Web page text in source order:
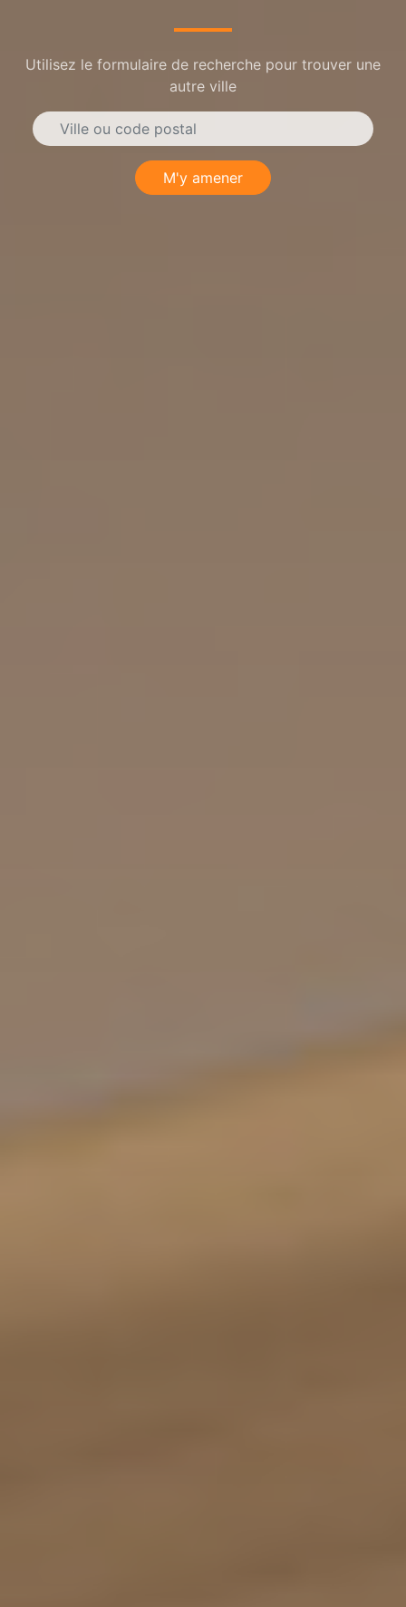
Utilisez le formulaire de recherche pour trouver une
autre ville
M'y amener